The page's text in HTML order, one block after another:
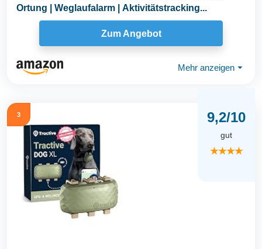
Ortung | Weglaufalarm | Aktivitätstracking...
Zum Angebot
Mehr anzeigen ⏷
3 9,2/10
gut
★★★★